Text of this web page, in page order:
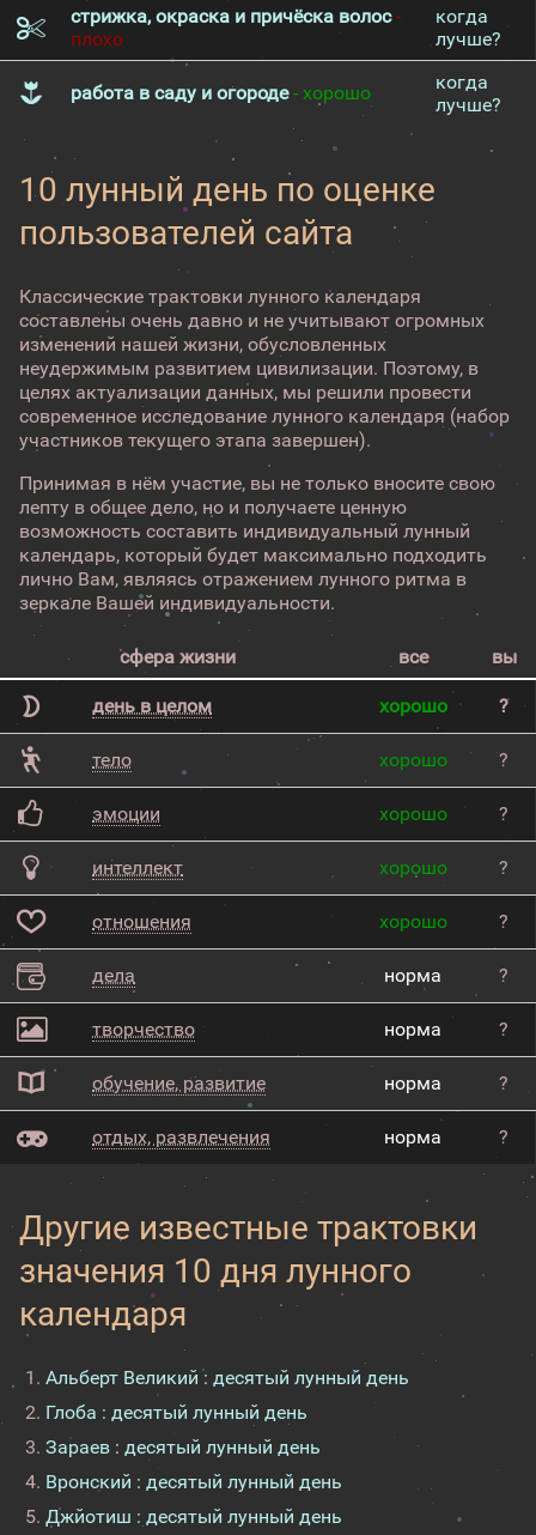
стрижка, окраска и причёска волос-
плохо
когда
лучше?
работа в саду и огороде- хорошо
когда
лучше?
10 лунный день по оценке
пользователей сайта
Классические трактовки лунного календаря
составлены очень давно и не учитывают огромных
изменений нашей жизни, обусловленных
неудержимым развитием цивилизации. Поэтому, в
целях актуализации данных, мы решили провести
современное исследование лунного календаря (набор
участников текущего этапа завершен).
Принимая в нём участие, вы не только вносите свою
лепту в общее дело, но и получаете ценную
возможность составить индивидуальный лунный
календарь, который будет максимально подходить
лично Вам, являясь отражением лунного ритма в
зеркале Вашей индивидуальности.
сфера жизни все вы
день в целом хорошо ?
тело хорошо ?
эмоции хорошо ?
интеллект хорошо ?
отношения хорошо ?
дела норма ?
творчество норма ?
обучение, развитие норма ?
отдых, развлечения норма ?
Другие известные трактовки
значения 10 дня лунного
календаря
Альберт Великий : десятый лунный день
Глоба : десятый лунный день
Зараев : десятый лунный день
Вронский : десятый лунный день
Джйотиш : десятый лунный день